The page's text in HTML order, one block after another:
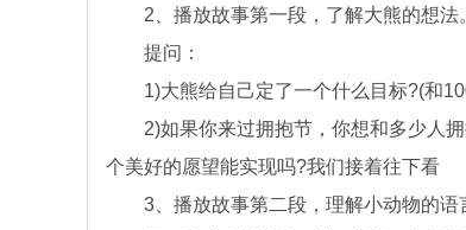
2、播放故事第一段，了解大熊的想法
提问：
1)大熊给自己定了一个什么目标?(和
2)如果你来过拥抱节，你想和多少人拥
个美好的愿望能实现吗?我们接着往下看
3、播放故事第二段，理解小动物的语